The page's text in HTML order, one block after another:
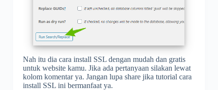
Nah itu dia cara install SSL dengan mudah dan gratis
untuk website kamu. Jika ada pertanyaan silakan lewat
kolom komentar ya. Jangan lupa share jika tutorial cara
install SSL ini bermanfaat ya.